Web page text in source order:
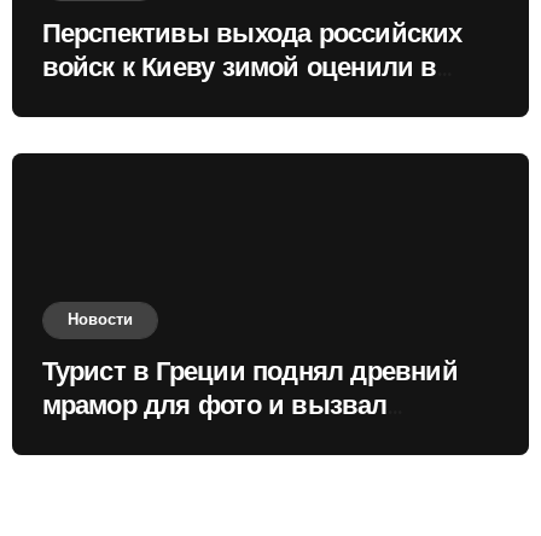
Перспективы выхода российских
войск к Киеву зимой оценили в
Новости
Турист в Греции поднял древний
мрамор для фото и вызвал